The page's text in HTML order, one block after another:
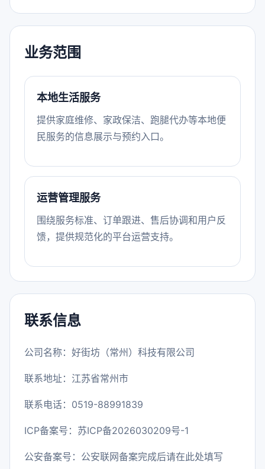
业务范围
本地生活服务
提供家庭维修、家政保洁、跑腿代办等本地便
民服务的信息展示与预约入口。
运营管理服务
围绕服务标准、订单跟进、售后协调和用户反
馈，提供规范化的平台运营支持。
联系信息
公司名称：好街坊（常州）科技有限公司
联系地址：江苏省常州市
联系电话：0519-88991839
ICP备案号： 苏ICP备2026030209号-1
公安备案号：公安联网备案完成后请在此处填写